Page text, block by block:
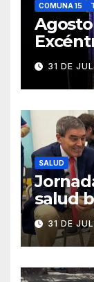
COMUNA 15
31 DE
SALUD
salud
31 DE